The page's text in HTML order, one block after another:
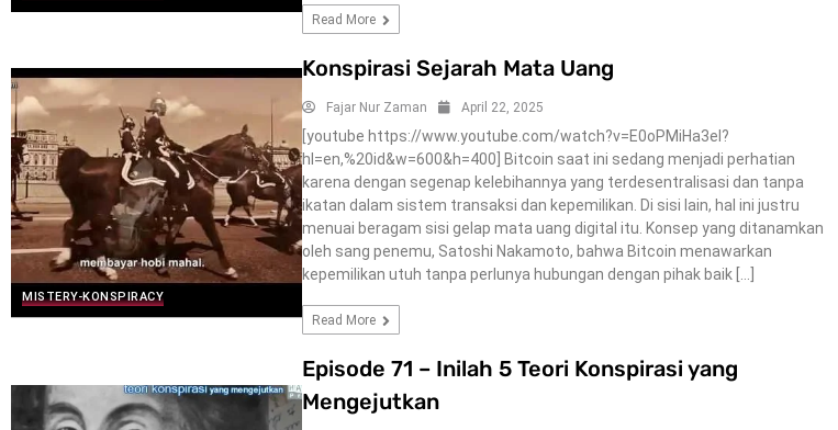
Read More
MISTERY-KONSPIRACY
Konspirasi Sejarah Mata Uang
Fajar Nur Zaman April 22, 2025
[youtube https://www.youtube.com/watch?v=E0oPMiHa3eI?
hl=en,%20id&w=600&h=400] Bitcoin saat ini sedang menjadi perhatian
karena dengan segenap kelebihannya yang terdesentralisasi dan tanpa
ikatan dalam sistem transaksi dan kepemilikan. Di sisi lain, hal ini justru
menuai beragam sisi gelap mata uang digital itu. Konsep yang ditanamkan
oleh sang penemu, Satoshi Nakamoto, bahwa Bitcoin menawarkan
kepemilikan utuh tanpa perlunya hubungan dengan pihak baik […]
Read More
Episode 71 – Inilah 5 Teori Konspirasi yang
Mengejutkan